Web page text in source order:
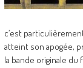
c’est
atteint son apogée,
la bande originale du